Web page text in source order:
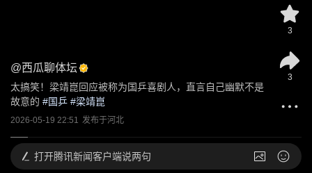
@西瓜聊体坛
太搞笑！梁靖崑回应被称为国乒喜剧人，直言自己幽默不是
故意的 #国乒 #梁靖崑
2026-05-19 22:51 发布于河北
3
3
打开腾讯新闻客户端说两句